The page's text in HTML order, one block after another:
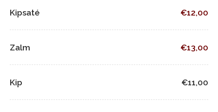
Kipsaté €12,00
Zalm €13,00
Kip €11,00